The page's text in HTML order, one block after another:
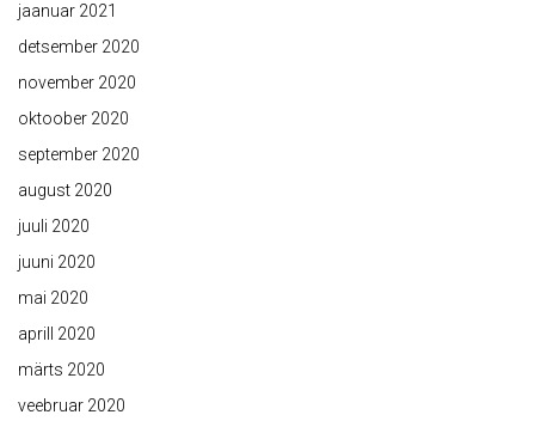
jaanuar 2021
detsember 2020
november 2020
oktoober 2020
september 2020
august 2020
juuli 2020
juuni 2020
mai 2020
aprill 2020
märts 2020
veebruar 2020